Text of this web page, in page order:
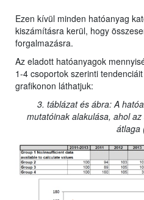
Ezen kívül minden hatóanyag
kiszámításra kerül, hogy
forgalmazásra.
Az eladott hatóanyagok
1-4 csoportok szerinti
grafikonon láthatjuk:
3. táblázat és ábra: A
mutatóinak alakulása, ahol
átlaga